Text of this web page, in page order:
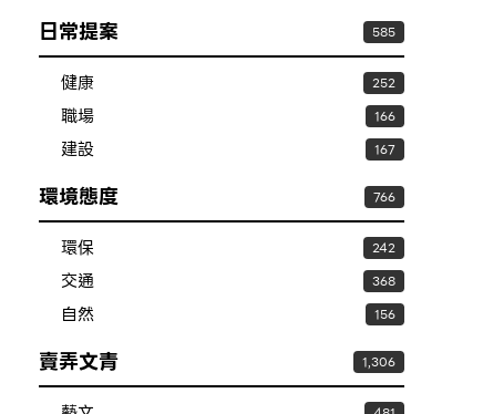
日常提案 585
健康 252
職場 166
建設 167
環境態度 766
環保 242
交通 368
自然 156
賣弄文青 1,306